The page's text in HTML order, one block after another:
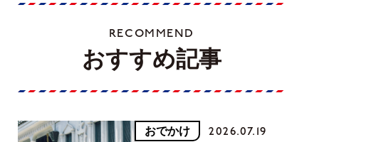
RECOMMEND
おすすめ記事
おでかけ 2026.07.19